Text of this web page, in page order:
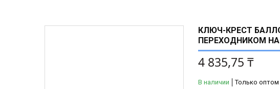
КЛЮЧ-КРЕСТ
ПЕРЕХОДНИКОМ НА
4 835,75 ₸
В наличии Только оптом